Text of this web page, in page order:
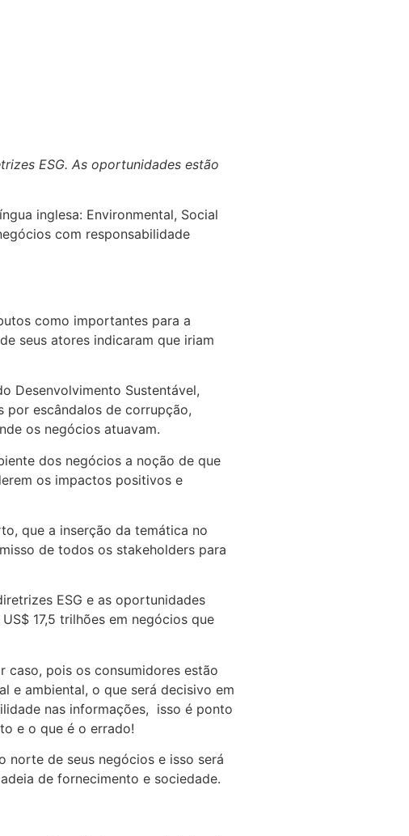
ESG. As oportunidades estão
inglesa: Environmental, Social
com responsabilidade
como importantes para a
seus atores indicaram que iriam
Desenvolvimento Sustentável,
por escândalos de corrupção,
os negócios atuavam.
dos negócios a noção de que
os impactos positivos e
que a inserção da temática no
de todos os stakeholders para
ESG e as oportunidades
17,5 trilhões em negócios que
caso, pois os consumidores estão
e ambiental, o que será decisivo em
nas informações, isso é ponto
e o que é o errado!
norte de seus negócios e isso será
de fornecimento e sociedade.